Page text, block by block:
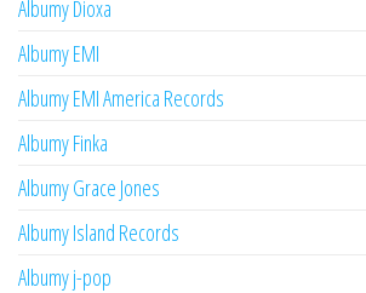
Albumy Dioxa
Albumy EMI
Albumy EMI America Records
Albumy Finka
Albumy Grace Jones
Albumy Island Records
Albumy j-pop